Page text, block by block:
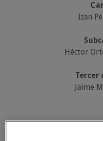
Izan
Héctor
Tercer
Jaime